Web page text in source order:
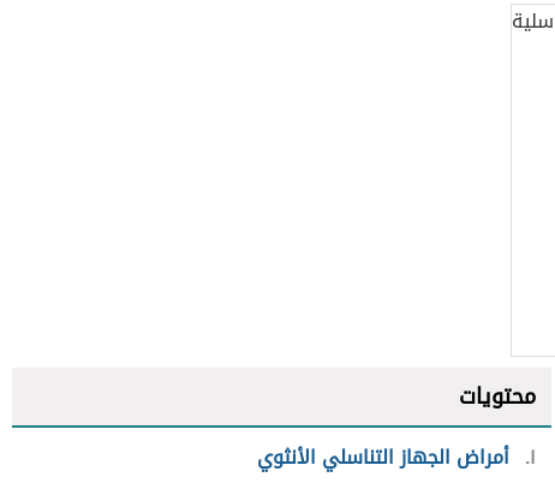
محتويات
١ أمراض الجهاز التناسلي الأنثوي